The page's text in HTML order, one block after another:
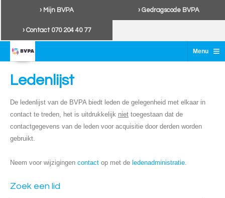
› Mijn BVPA › Gedragscode BVPA
› Contact 070 204 40 77
Menu ≡
Ledenlijst
De ledenlijst van de BVPA biedt leden de gelegenheid met elkaar in
contact te treden, het is uitdrukkelijk niet toegestaan dat de
contactgegevens van de leden voor acquisitie door derden worden
gebruikt.
Neem voor wijzigingen contact op met de ledenadministratie.
Zoek een lid